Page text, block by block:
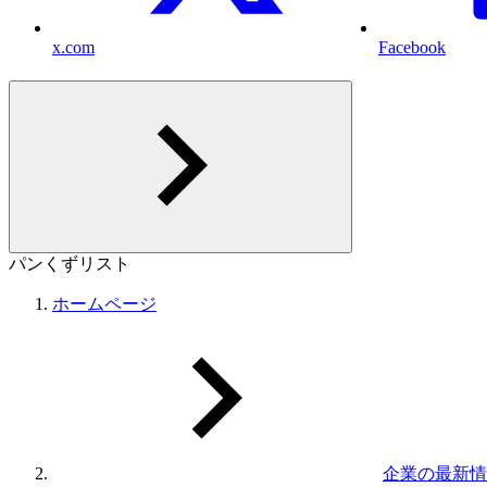
x.com Facebook
パンくずリスト
ホームページ
企業の最新